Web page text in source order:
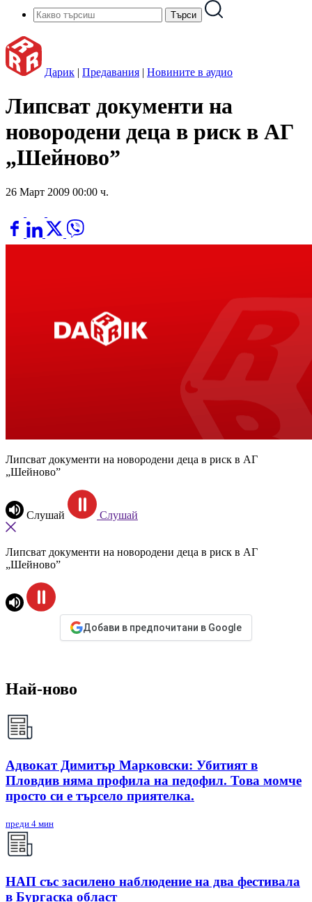
Дарик | Предавания | Новините в аудио
Липсват документи на
новородени деца в риск в АГ
„Шейново”
26 Март 2009 00:00 ч.
Липсват документи на новородени деца в риск в АГ
„Шейново”
Слушай Слушай
Липсват документи на новородени деца в риск в АГ
„Шейново”
Добави в предпочитани в Google
Най-ново
Адвокат Димитър Марковски: Убитият в
Пловдив няма профила на педофил. Това момче
просто си е търсело приятелка.
преди 4 мин
НАП със засилено наблюдение на два фестивала
в Бургаска област